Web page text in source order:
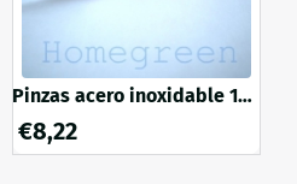
Pinzas acero inoxidable 145
mm puntas afiladas
€8,22